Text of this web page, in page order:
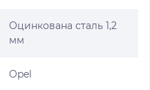
Оцинкована сталь 1,2
мм
Opel